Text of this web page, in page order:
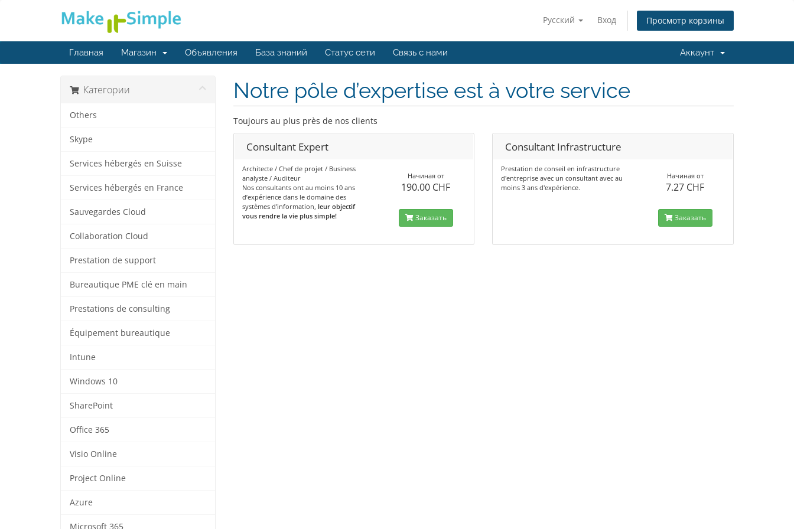
Русский Вход Просмотр корзины
Главная Магазин Объявления База знаний Статус сети Связь с нами Аккаунт
Категории
Others
Skype
Services hébergés en Suisse
Services hébergés en France
Sauvegardes Cloud
Collaboration Cloud
Prestation de support
Bureautique PME clé en main
Prestations de consulting
Équipement bureautique
Intune
Windows 10
SharePoint
Office 365
Visio Online
Project Online
Azure
Microsoft 365
Notre pôle d’expertise est à votre service
Toujours au plus près de nos clients
Consultant Expert
Architecte / Chef de projet / Business
analyste / Auditeur
Nos consultants ont au moins 10 ans
d’expérience dans le domaine des
systèmes d'information, leur objectif
vous rendre la vie plus simple!
Начиная от
190.00 CHF
Заказать
Consultant Infrastructure
Prestation de conseil en infrastructure
d'entreprise avec un consultant avec au
moins 3 ans d'expérience.
Начиная от
7.27 CHF
Заказать